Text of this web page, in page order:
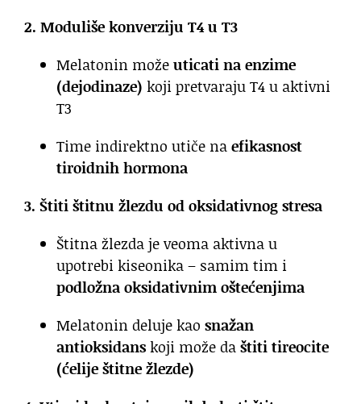
2. Moduliše konverziju T4 u T3
Melatonin možeuticati na enzime
(dejodinaze) koji pretvaraju T4 u aktivni
T3
Time indirektno utiče naefikasnost
tiroidnih hormona
3. Štiti štitnu žlezdu od oksidativnog stresa
Štitna žlezda je veoma aktivna u
upotrebi kiseonika – samim tim i
podložna oksidativnim oštećenjima
Melatonin deluje kao snažan
antioksidanskoji može daštiti tireocite
(ćelije štitne žlezde)